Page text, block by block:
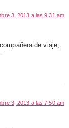
3, 2013 a las 9:31 am
de viaje,
3, 2013 a las 7:50 am